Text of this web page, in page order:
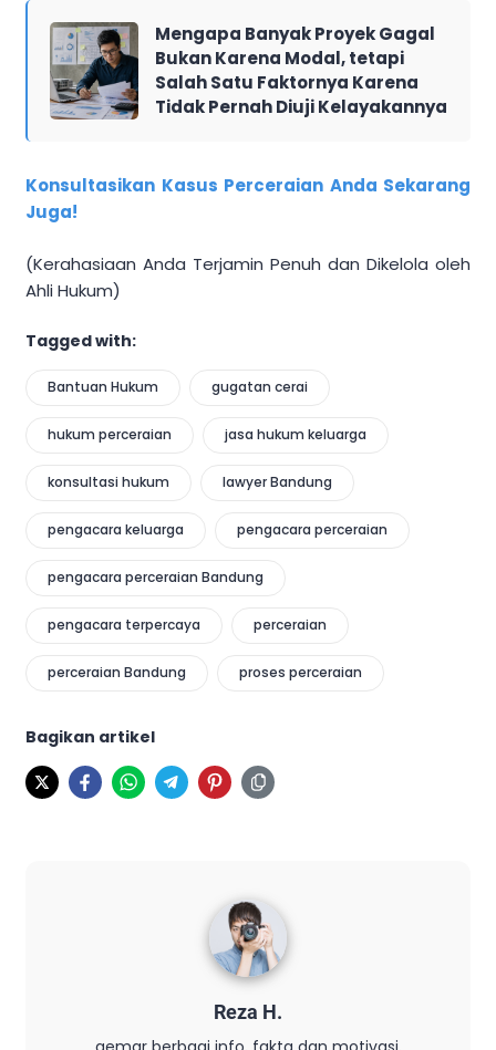
Mengapa Banyak Proyek Gagal
Bukan Karena Modal, tetapi
Salah Satu Faktornya Karena
Tidak Pernah Diuji Kelayakannya
Konsultasikan Kasus Perceraian Anda Sekarang
Juga!
(Kerahasiaan Anda Terjamin Penuh dan Dikelola oleh
Ahli Hukum)
Tagged with:
Bantuan Hukum gugatan cerai
hukum perceraian jasa hukum keluarga
konsultasi hukum lawyer Bandung
pengacara keluarga pengacara perceraian
pengacara perceraian Bandung
pengacara terpercaya perceraian
perceraian Bandung proses perceraian
Bagikan artikel
Reza H.